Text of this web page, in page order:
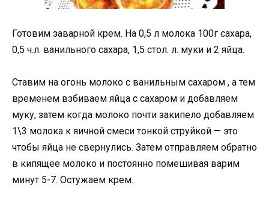
Готовим заварной крем. На 0,5 л молока 100г сахара,
0,5 ч.л. ванильного сахара, 1,5 стол. л. муки и 2 яйца.
Ставим на огонь молоко с ванильным сахаром , а тем
временем взбиваем яйца с сахаром и добавляем
муку, затем когда молоко почти закипело добавляем
1\3 молока к яичной смеси тонкой струйкой — это
чтобы яйца не свернулись. Затем отправляем обратно
в кипящее молоко и постоянно помешивая варим
минут 5-7. Остужаем крем.